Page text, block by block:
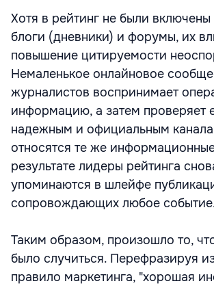
Хотя в рейтинг не были включены
блоги (дневники) и форумы, их
повышение цитируемости
Немаленькое онлайновое
журналистов воспринимает
информацию, а затем проверяет
надежным и официальным
относятся те же
результате лидеры рейтинга
упоминаются в шлейфе
сопровождающих любое
Таким образом, произошло то,
было случиться. Перефразируя
правило маркетинга, "хорошая